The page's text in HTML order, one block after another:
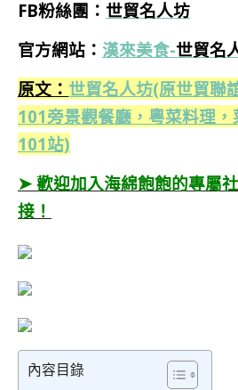
FB粉絲團： 世貿名人坊
官方網站： 漢來美食-世貿名
原文： 世貿名人坊(原世貿聯
101旁景觀餐廳，粵菜料理
101站)
➤ 歡迎加入海綿飽飽的專屬
接！
內容目錄